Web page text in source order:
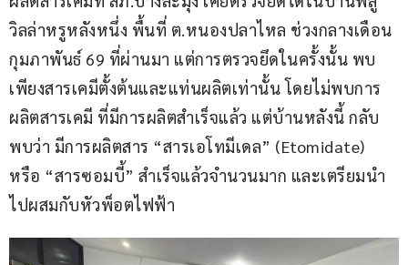
วิลล่าหรูหลังหนึ่ง พื้นที่ ต.หนองปลาไหล ช่วงกลางเดือน
กุมภาพันธ์ 69 ที่ผ่านมา แต่การตรวจยึดในครั้งนั้น พบ
เพียงสารเคมีตั้งต้นและแท่นผลิตเท่านั้น โดยไม่พบการ
ผลิตสารเคมี ที่มีการผลิตสำเร็จแล้ว แต่บ้านหลังนี้ กลับ
พบว่า มีการผลิตสาร “สารเอโทมีเดล” (Etomidate)
หรือ “สารซอมบี้” สำเร็จแล้วจำนวนมาก และเตรียมนำ
ไปผสมกับหัวพ็อตไฟฟ้า